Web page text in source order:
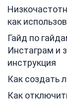
как
Гайд по
Инстаграм и
инструкция
Как создать
Как